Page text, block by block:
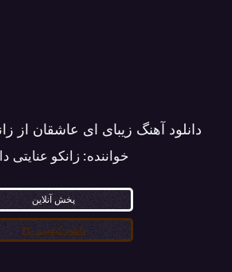
دانلود آهنگ زیبای ای عاشقان از
خواننده: زانکو عنایتی
پخش آنلاین
دانلود کیفیت ۳۲۰